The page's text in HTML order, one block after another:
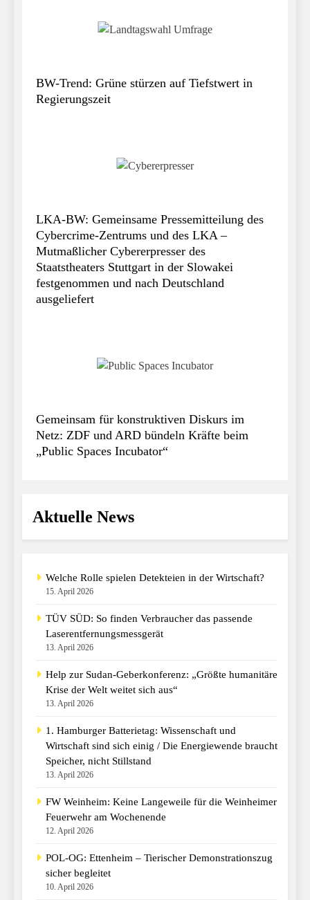
BW-Trend: Grüne stürzen auf Tiefstwert in
Regierungszeit
LKA-BW: Gemeinsame Pressemitteilung des
Cybercrime-Zentrums und des LKA –
Mutmaßlicher Cybererpresser des
Staatstheaters Stuttgart in der Slowakei
festgenommen und nach Deutschland
ausgeliefert
Gemeinsam für konstruktiven Diskurs im
Netz: ZDF und ARD bündeln Kräfte beim
„Public Spaces Incubator“
Aktuelle News
Welche Rolle spielen Detekteien in der Wirtschaft?
15. April 2026
TÜV SÜD: So finden Verbraucher das passende
Laserentfernungsmessgerät
13. April 2026
Help zur Sudan-Geberkonferenz: „Größte humanitäre
Krise der Welt weitet sich aus“
13. April 2026
1. Hamburger Batterietag: Wissenschaft und
Wirtschaft sind sich einig / Die Energiewende braucht
Speicher, nicht Stillstand
13. April 2026
FW Weinheim: Keine Langeweile für die Weinheimer
Feuerwehr am Wochenende
12. April 2026
POL-OG: Ettenheim – Tierischer Demonstrationszug
sicher begleitet
10. April 2026